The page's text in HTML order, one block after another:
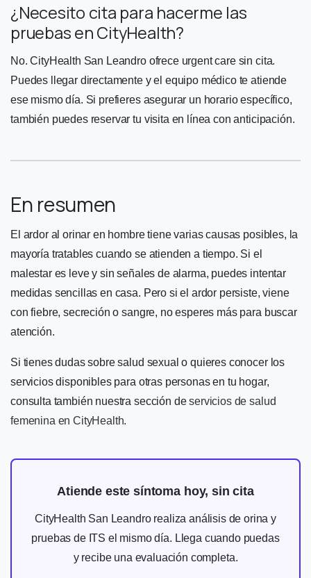
¿Necesito cita para hacerme las
pruebas en CityHealth?
No. CityHealth San Leandro ofrece urgent care sin cita.
Puedes llegar directamente y el equipo médico te atiende
ese mismo día. Si prefieres asegurar un horario específico,
también puedes reservar tu visita en línea con anticipación.
En resumen
El ardor al orinar en hombre tiene varias causas posibles, la
mayoría tratables cuando se atienden a tiempo. Si el
malestar es leve y sin señales de alarma, puedes intentar
medidas sencillas en casa. Pero si el ardor persiste, viene
con fiebre, secreción o sangre, no esperes más para buscar
atención.
Si tienes dudas sobre salud sexual o quieres conocer los
servicios disponibles para otras personas en tu hogar,
consulta también nuestra sección deservicios de salud
femenina en CityHealth.
Atiende este síntoma hoy, sin cita
CityHealth San Leandro realiza análisis de orina y
pruebas de ITS el mismo día. Llega cuando puedas
y recibe una evaluación completa.